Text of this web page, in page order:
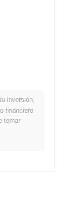
más
inversión.
financiero
tomar